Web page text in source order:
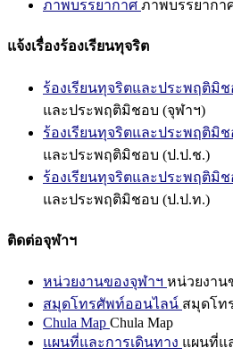
ภาพบรรยากาศ ภาพบรรยากา
แจ้งเรื่องร้องเรียนทุจริต
ร้องเรียนทุจริตและประพฤติมิ
และประพฤติมิชอบ (จุฬาฯ)
ร้องเรียนทุจริตและประพฤติมิ
และประพฤติมิชอบ (ป.ป.ช.)
ร้องเรียนทุจริตและประพฤติมิ
และประพฤติมิชอบ (ป.ป.ท.)
ติดต่อจุฬาฯ
หน่วยงานของจุฬาฯ หน่วยงาน
สมุดโทรศัพท์ออนไลน์ สมุดโท
Chula Map Chula Map
แผนที่และการเดินทาง แผนที่แ